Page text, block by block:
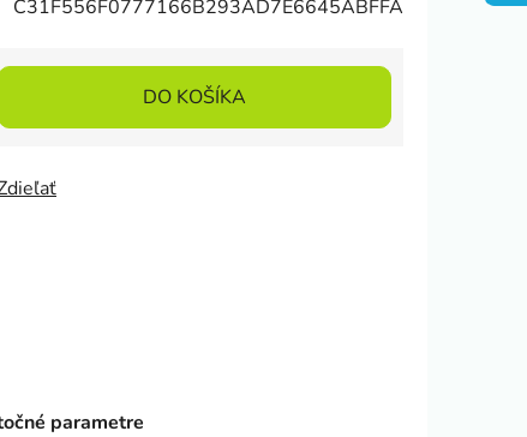
C31F556F0777166B293AD7E6645ABFFA
DO KOŠÍKA
parametre